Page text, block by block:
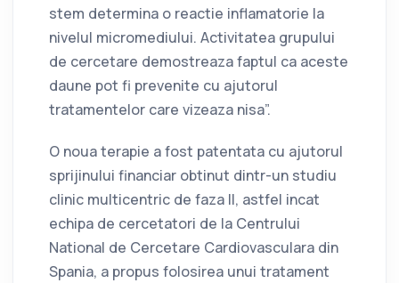
stem determina o reactie inflamatorie la
nivelul micromediului. Activitatea grupului
de cercetare demostreaza faptul ca aceste
daune pot fi prevenite cu ajutorul
tratamentelor care vizeaza nisa”.
O noua terapie a fost patentata cu ajutorul
sprijinului financiar obtinut dintr-un studiu
clinic multicentric de faza II, astfel incat
echipa de cercetatori de la Centrului
National de Cercetare Cardiovasculara din
Spania, a propus folosirea unui tratament